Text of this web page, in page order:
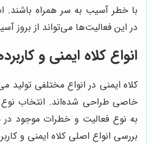
با خطر آسیب به سر همراه باشند.
در این فعالیت‌ها می‌تواند از
انواع کلاه ایمنی و
کلاه ایمنی در انواع مختلفی تولید
خاصی طراحی شده‌اند. انتخاب
به نوع فعالیت و خطرات موجود در
بررسی انواع اصلی کلاه ایمنی و